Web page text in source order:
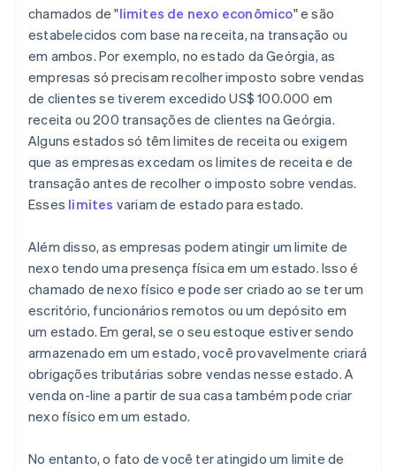
chamados de "limites de nexo econômico" e são
estabelecidos com base na receita, na transação ou
em ambos. Por exemplo, no estado da Geórgia, as
empresas só precisam recolher imposto sobre vendas
de clientes se tiverem excedido US$ 100.000 em
receita ou 200 transações de clientes na Geórgia.
Alguns estados só têm limites de receita ou exigem
que as empresas excedam os limites de receita e de
transação antes de recolher o imposto sobre vendas.
Esses limites variam de estado para estado.
Além disso, as empresas podem atingir um limite de
nexo tendo uma presença física em um estado. Isso é
chamado de nexo físico e pode ser criado ao se ter um
escritório, funcionários remotos ou um depósito em
um estado. Em geral, se o seu estoque estiver sendo
armazenado em um estado, você provavelmente criará
obrigações tributárias sobre vendas nesse estado. A
venda on-line a partir de sua casa também pode criar
nexo físico em um estado.
No entanto, o fato de você ter atingido um limite de